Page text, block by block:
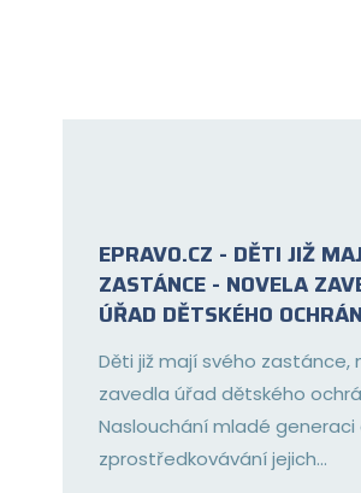
EPRAVO.CZ - DĚTI JIŽ
ZASTÁNCE - NOVELA
ÚŘAD DĚTSKÉHO
Děti již mají svého zastánce,
zavedla úřad dětského
Naslouchání mladé generaci
zprostředkovávání jejich...